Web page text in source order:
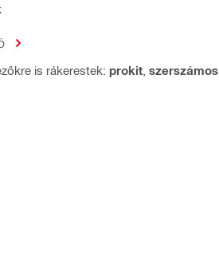
is rákerestek: prokit szerszámos